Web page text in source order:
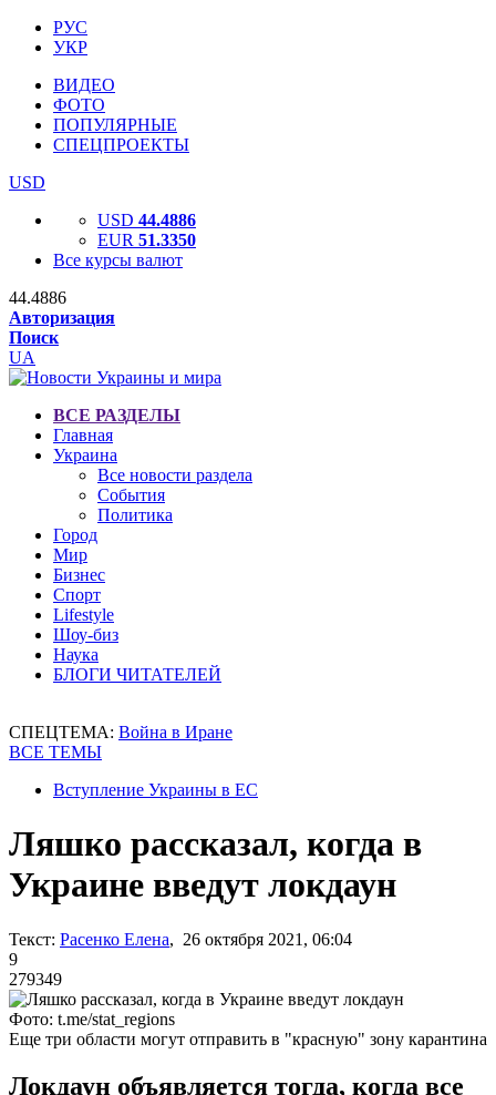
РУС
УКР
ВИДЕО
ФОТО
ПОПУЛЯРНЫЕ
СПЕЦПРОЕКТЫ
USD
USD 44.4886
EUR 51.3350
Все курсы валют
44.4886
Авторизация
Поиск
UA
ВСЕ РАЗДЕЛЫ
Главная
Украина
Все новости раздела
События
Политика
Город
Мир
Бизнес
Спорт
Lifestyle
Шоу-биз
Наука
БЛОГИ ЧИТАТЕЛЕЙ
СПЕЦТЕМА: Война в Иране
ВСЕ ТЕМЫ
Вступление Украины в ЕС
Ляшко рассказал, когда в
Украине введут локдаун
Текст: Расенко Елена, 26 октября 2021, 06:04
9
279349
Фото: t.me/stat_regions
Еще три области могут отправить в "красную" зону карантина
Локдаун объявляется тогда, когда все